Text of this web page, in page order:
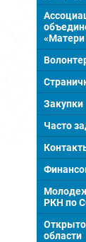
«Матери
Закупки
Часто
РКН по
области